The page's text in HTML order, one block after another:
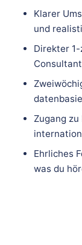
Klarer
und
Direkter
Zugang
Ehrliches
was du